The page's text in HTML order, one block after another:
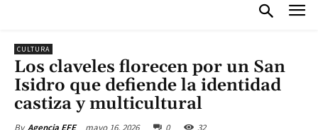
CULTURA
Los claveles florecen por un San
Isidro que defiende la identidad
castiza y multicultural
By Agencia EFE mayo 16, 2026 0 32